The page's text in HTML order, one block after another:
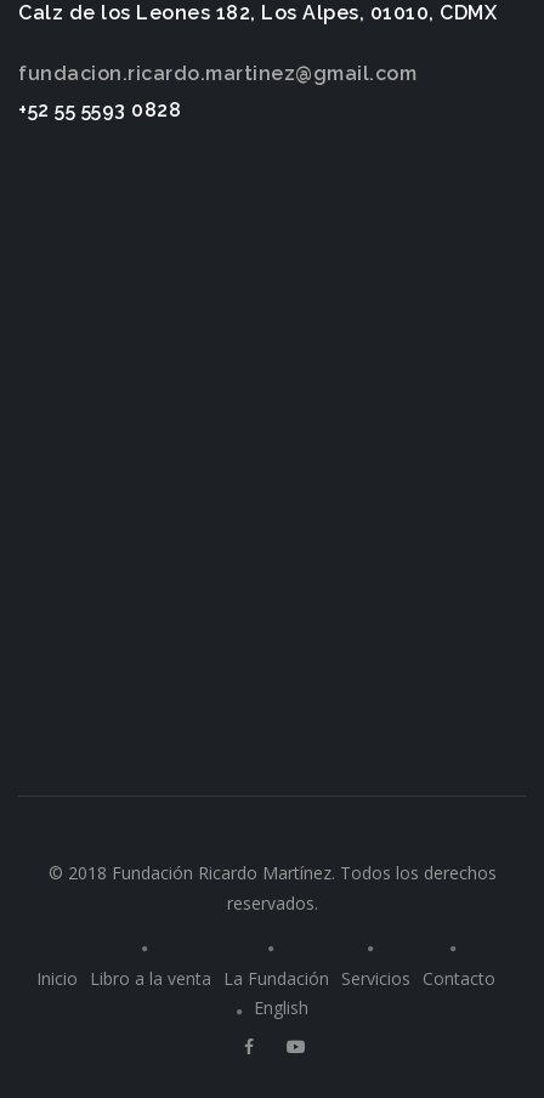
Calz de los Leones 182, Los Alpes, 01010, CDMX
fundacion.ricardo.martinez@gmail.com
+52 55 5593 0828
© 2018 Fundación Ricardo Martínez. Todos los derechos
reservados.
Inicio Libro a la venta La Fundación Servicios
Contacto
English